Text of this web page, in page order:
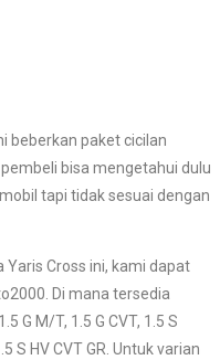
beberkan paket cicilan
bisa mengetahui dulu
tapi tidak sesuai dengan
Yaris Cross ini, kami dapat
Di mana tersedia
G M/T, 1.5 G CVT, 1.5 S
S HV CVT GR. Untuk varian